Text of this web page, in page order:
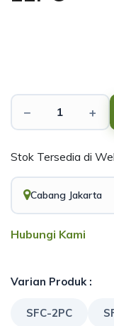
− +
Stok Tersedia di
Cabang Jakarta
Hubungi Kami
Varian Produk :
SFC-2PC